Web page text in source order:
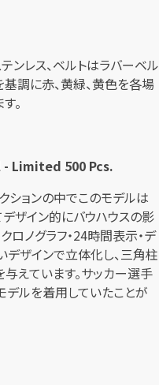
ンレス、ベルトはラバーベル
調に赤、黄緑、黄色を各場
。
Limited 500 Pcs.
ションの中でこのモデルは
ザイン的にバウハウスの影
ロノグラフ・24時間表示・デ
ザインで立体化し、三角柱
与えています。サッカー選手
ルを着用していたことが